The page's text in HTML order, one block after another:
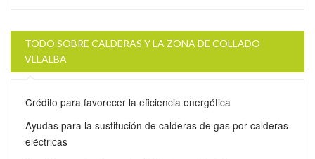
TODO SOBRE CALDERAS Y LA ZONA DE COLLADO
VLLALBA
Crédito para favorecer la eficiencia energética
Ayudas para la sustitución de calderas de gas por calderas
eléctricas